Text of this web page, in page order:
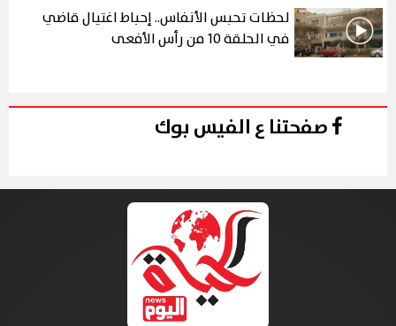
لحظات تحبس الأنفاس.. إحباط اغتيال قاضي
في الحلقة 10 من رأس الأفعى
صفحتنا ع الفيس بوك